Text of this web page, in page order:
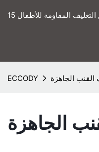
المقاومة للأطفال
ECCODY الجاهزة
الجاهزة